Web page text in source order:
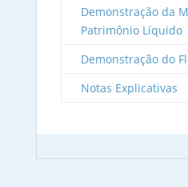
Demonstração da
Patrimônio Líquido
Demonstração do
Notas Explicativas